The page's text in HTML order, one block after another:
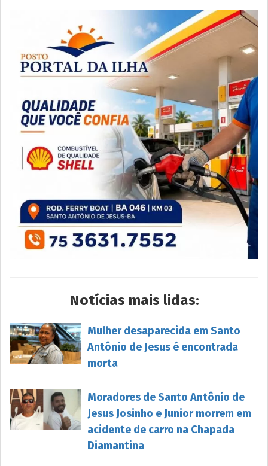
Notícias mais lidas:
Mulher desaparecida em Santo
Antônio de Jesus é encontrada
morta
Moradores de Santo Antônio de
Jesus Josinho e Junior morrem em
acidente de carro na Chapada
Diamantina